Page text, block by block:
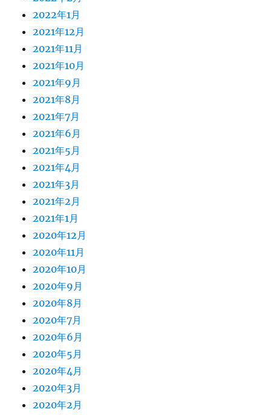
2022年1月
2021年12月
2021年11月
2021年10月
2021年9月
2021年8月
2021年7月
2021年6月
2021年5月
2021年4月
2021年3月
2021年2月
2021年1月
2020年12月
2020年11月
2020年10月
2020年9月
2020年8月
2020年7月
2020年6月
2020年5月
2020年4月
2020年3月
2020年2月